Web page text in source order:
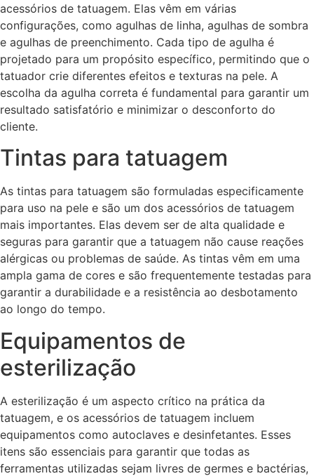
acessórios de tatuagem. Elas vêm em várias
configurações, como agulhas de linha, agulhas de sombra
e agulhas de preenchimento. Cada tipo de agulha é
projetado para um propósito específico, permitindo que o
tatuador crie diferentes efeitos e texturas na pele. A
escolha da agulha correta é fundamental para garantir um
resultado satisfatório e minimizar o desconforto do
cliente.
Tintas para tatuagem
As tintas para tatuagem são formuladas especificamente
para uso na pele e são um dos acessórios de tatuagem
mais importantes. Elas devem ser de alta qualidade e
seguras para garantir que a tatuagem não cause reações
alérgicas ou problemas de saúde. As tintas vêm em uma
ampla gama de cores e são frequentemente testadas para
garantir a durabilidade e a resistência ao desbotamento
ao longo do tempo.
Equipamentos de
esterilização
A esterilização é um aspecto crítico na prática da
tatuagem, e os acessórios de tatuagem incluem
equipamentos como autoclaves e desinfetantes. Esses
itens são essenciais para garantir que todas as
ferramentas utilizadas sejam livres de germes e bactérias,